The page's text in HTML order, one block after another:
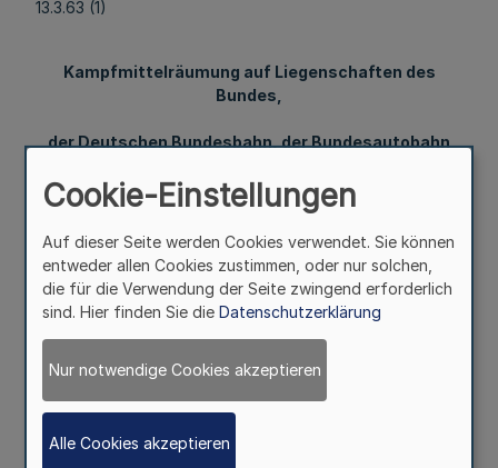
13.3.63 (1)
Kampfmittelräumung auf Liegenschaften des
Bundes,
der Deutschen Bundesbahn, der Bundesautobahn
aus Bundeswasserstraßen
RdErl. d. Innenministers v. 13. 3. 1963 — VIII C
3/20.37.02¹)
1 Voraussetzung für die Räumung von Kampfmitteln auf
Liegenschaften, die sich in der Verwaltung des Bundes
befinden, ist, daß der Bund die entstehenden Kosten
Staatlichen Kampfmittelräumdienstes als auch der
Unternehmen.
Cookie-Einstellungen
Auf dieser Seite werden Cookies verwendet. Sie können
entweder allen Cookies zustimmen, oder nur solchen,
die für die Verwendung der Seite zwingend erforderlich
sind. Hier finden Sie die Datenschutzerklärung
Nur notwendige Cookies akzeptieren
Alle Cookies akzeptieren